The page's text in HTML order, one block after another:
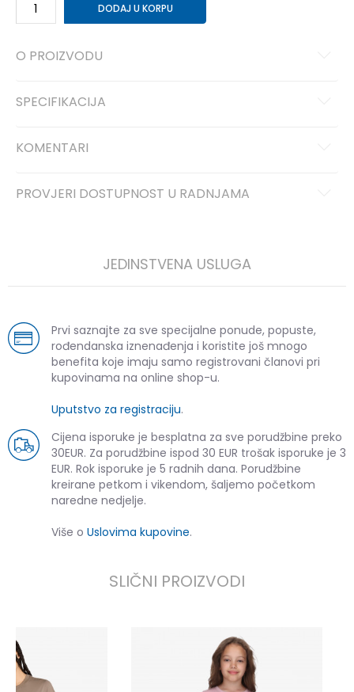
DODAJ U KORPU
O PROIZVODU
SPECIFIKACIJA
KOMENTARI
PROVJERI DOSTUPNOST U RADNJAMA
JEDINSTVENA USLUGA
Prvi saznajte za sve specijalne ponude, popuste,
rođendanska iznenađenja i koristite još mnogo
benefita koje imaju samo registrovani članovi pri
kupovinama na online shop-u.
Uputstvo za registraciju.
Cijena isporuke je besplatna za sve porudžbine preko
30EUR. Za porudžbine ispod 30 EUR trošak isporuke je 3
EUR. Rok isporuke je 5 radnih dana. Porudžbine
kreirane petkom i vikendom, šaljemo početkom
naredne nedjelje.
Više o Uslovima kupovine.
SLIČNI PROIZVODI